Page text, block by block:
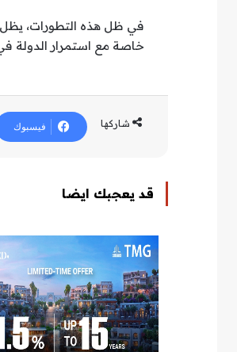
في ظل هذه التطورات، يظل
خاصة مع استمرار الدولة
شاركها فيسبوك
قد يعجبك ايضا